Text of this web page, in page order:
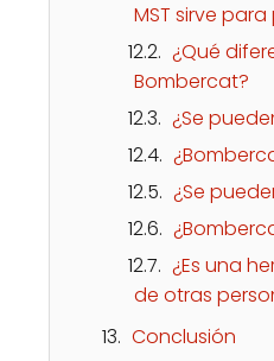
MST sirve
¿Qué
Bombercat?
¿Se
¿Se
¿Es una
de otras
Conclusión